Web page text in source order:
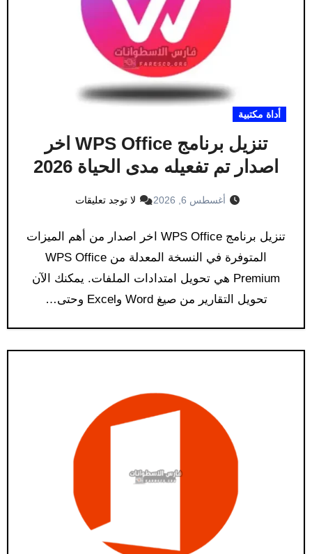
أداة مكتبية
تنزيل برنامج WPS Office اخر
اصدار تم تفعيله مدى الحياة 2026
أغسطس 6, 2026 لا توجد تعليقات
تنزيل برنامج WPS Office اخر اصدار من أهم الميزات
المتوفرة في النسخة المعدلة من WPS Office
Premium هي تحويل امتدادات الملفات. يمكنك الآن
تحويل التقارير من صيغ Word وExcel وحتى…